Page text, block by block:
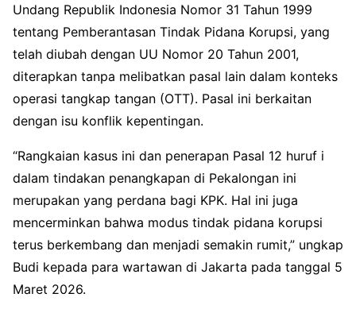
Undang Republik Indonesia Nomor 31 Tahun 1999
tentang Pemberantasan Tindak Pidana Korupsi, yang
telah diubah dengan UU Nomor 20 Tahun 2001,
diterapkan tanpa melibatkan pasal lain dalam konteks
operasi tangkap tangan (OTT). Pasal ini berkaitan
dengan isu konflik kepentingan.
“Rangkaian kasus ini dan penerapan Pasal 12 huruf i
dalam tindakan penangkapan di Pekalongan ini
merupakan yang perdana bagi KPK. Hal ini juga
mencerminkan bahwa modus tindak pidana korupsi
terus berkembang dan menjadi semakin rumit,” ungkap
Budi kepada para wartawan di Jakarta pada tanggal 5
Maret 2026.